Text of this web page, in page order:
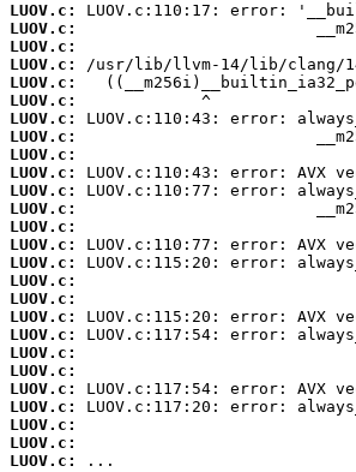
LUOV.c:
LUOV.c:
LUOV.c:
LUOV.c:
LUOV.c:
LUOV.c:
LUOV.c:
LUOV.c:
LUOV.c:
LUOV.c:
LUOV.c:
LUOV.c:
LUOV.c:
LUOV.c:
LUOV.c:
LUOV.c:
LUOV.c:
LUOV.c:
LUOV.c:
LUOV.c:
LUOV.c:
LUOV.c:
LUOV.c:
LUOV.c:
LUOV.c:
LUOV.c:
...